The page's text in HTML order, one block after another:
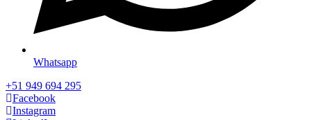
Whatsapp
+51 949 694 295
Facebook
Instagram